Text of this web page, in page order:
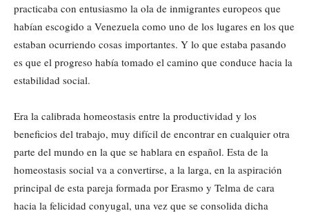
practicaba con entusiasmo la ola de inmigrantes europeos que
habían escogido a Venezuela como uno de los lugares en los que
estaban ocurriendo cosas importantes. Y lo que estaba pasando
es que el progreso había tomado el camino que conduce hacia la
estabilidad social.
Era la calibrada homeostasis entre la productividad y los
beneficios del trabajo, muy difícil de encontrar en cualquier otra
parte del mundo en la que se hablara en español. Esta de la
homeostasis social va a convertirse, a la larga, en la aspiración
principal de esta pareja formada por Erasmo y Telma de cara
hacia la felicidad conyugal, una vez que se consolida dicha